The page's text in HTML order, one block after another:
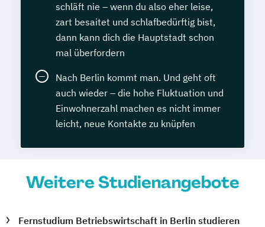
schläft nie – wenn du also eher leise,
zart besaitet und schlafbedürftig bist,
dann kann dich die Hauptstadt schon
mal überfordern
Nach Berlin kommt man. Und geht oft
auch wieder – die hohe Fluktuation und
Einwohnerzahl machen es nicht immer
leicht, neue Kontakte zu knüpfen
Weitere Studienangebote
Fernstudium Betriebswirtschaft in Berlin studieren